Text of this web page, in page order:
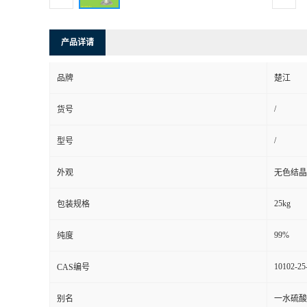
产品详请
品牌 楚江
货号 /
型号 /
外观 无色结晶
包装规格 25kg
纯度 99%
CAS编号 10102-
别名 一水硫